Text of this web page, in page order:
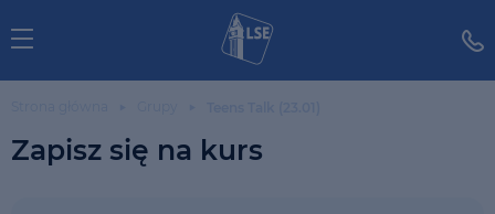
Zapisz się na kurs